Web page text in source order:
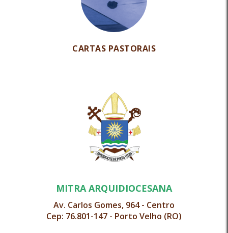
CARTAS PASTORAIS
MITRA ARQUIDIOCESANA
Av. Carlos Gomes, 964 - Centro
Cep: 76.801-147 - Porto Velho (RO)